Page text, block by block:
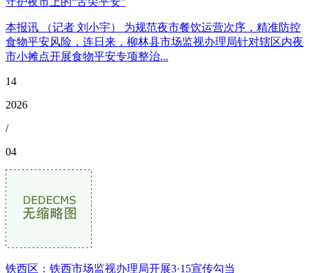
本报讯 （记者 刘小宇） 为规范夜市餐饮运营次序，精准防控
食物平安风险，连日来，柳林县市场监视办理局针对辖区内夜
市小摊点开展食物平安专项整治...
14
2026
/
04
铁西区：铁西市场监视办理局开展3·15宣传勾当